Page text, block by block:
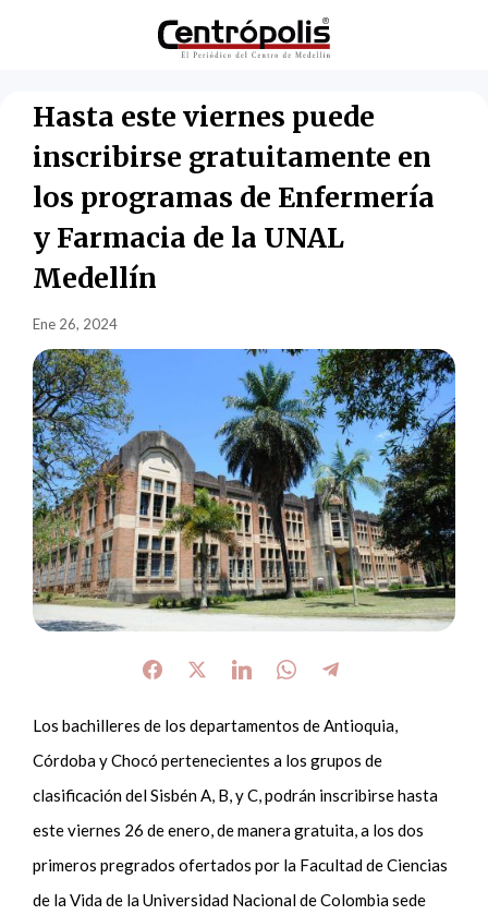
Hasta este viernes puede
inscribirse gratuitamente en
los programas de Enfermería
y Farmacia de la UNAL
Medellín
Ene 26, 2024
Los bachilleres de los departamentos de Antioquia,
Córdoba y Chocó pertenecientes a los grupos de
clasificación del Sisbén A, B, y C, podrán inscribirse hasta
este viernes 26 de enero, de manera gratuita, a los dos
primeros pregrados ofertados por la Facultad de Ciencias
de la Vida de la Universidad Nacional de Colombia sede